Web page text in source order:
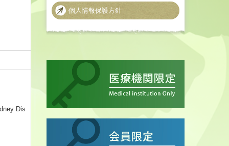
Dis
個人情報保護方針